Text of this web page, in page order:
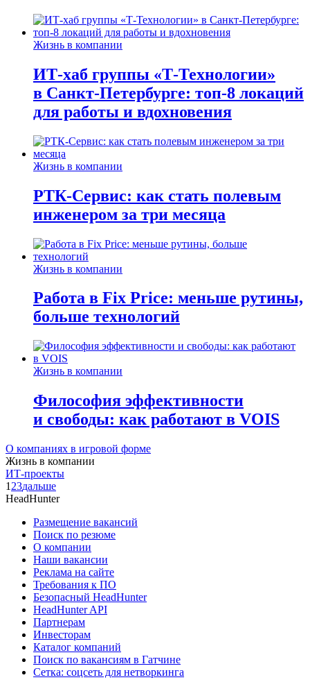
Жизнь в компании
ИТ-хаб группы «Т-Технологии»
в Санкт-Петербурге: топ-8 локаций
для работы и вдохновения
Жизнь в компании
РТК-Сервис: как стать полевым
инженером за три месяца
Жизнь в компании
Работа в Fix Price: меньше рутины,
больше технологий
Жизнь в компании
Философия эффективности
и свободы: как работают в VOIS
О компаниях в игровой форме
Жизнь в компании
ИТ-проекты
1 23дальше
HeadHunter
Размещение вакансий
Поиск по резюме
О компании
Наши вакансии
Реклама на сайте
Требования к ПО
Безопасный HeadHunter
HeadHunter API
Партнерам
Инвесторам
Каталог компаний
Поиск по вакансиям в Гатчине
Сетка: соцсеть для нетворкинга